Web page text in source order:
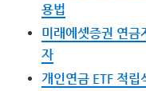
용법
미래에셋증권 연금
자
개인연금 ETF 적립